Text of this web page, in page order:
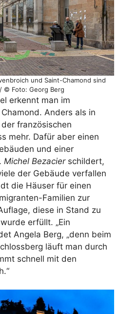
und Saint-Chamond sind
© Foto: Georg Berg
erkennt man im
Anders als in
französischen
mehr. Dafür aber einen
und einer
Michel Bezacierschildert,
der Gebäude verfallen
die Häuser für einen
Familien zur
diese in Stand zu
erfüllt. „Ein
Angela Berg, „denn beim
läuft man durch
schnell mit den